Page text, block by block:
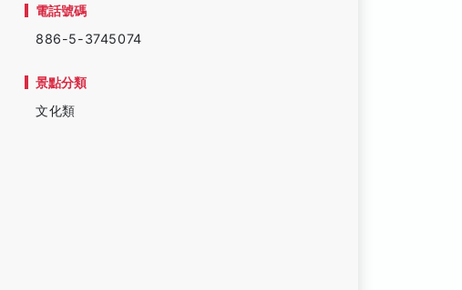
電話號碼
886-5-3745074
景點分類
文化類